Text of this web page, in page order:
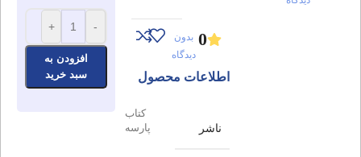
0 بدون
دیدگاه
اطلاعات محصول
ناشر
کتاب
پارسه
-
+
افزودن به
سبد خرید